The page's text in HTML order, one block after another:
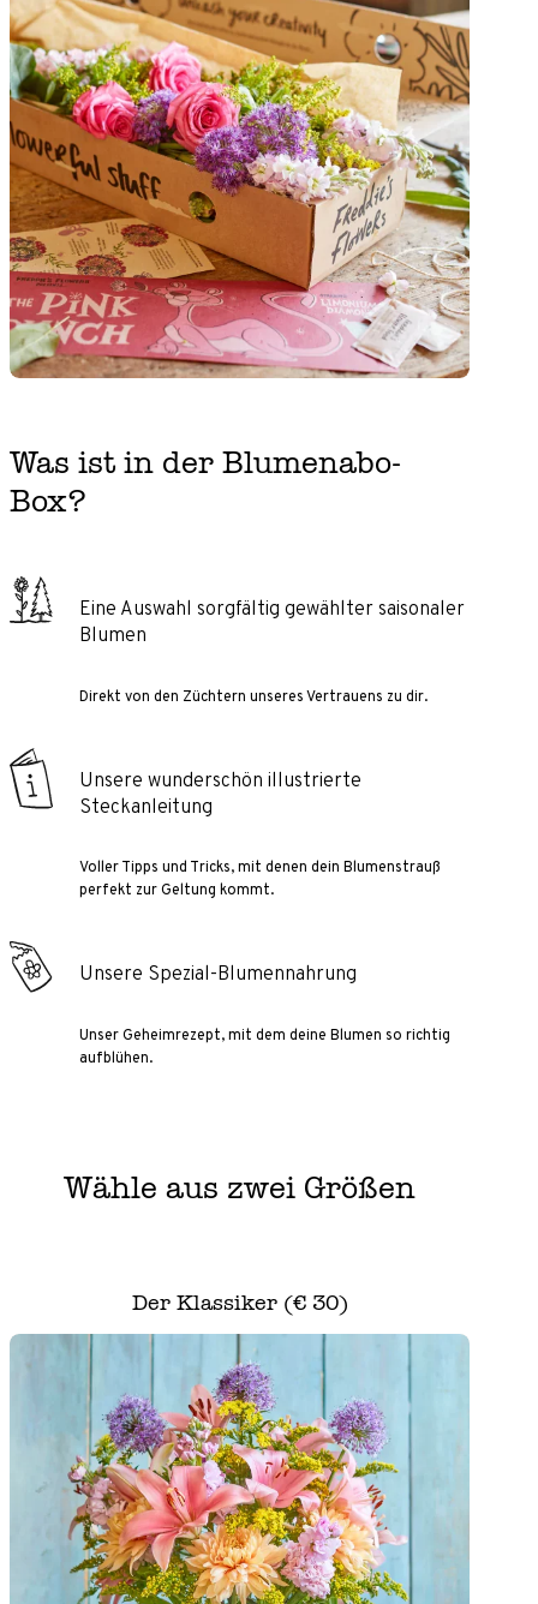
Was ist in der Blumenabo-
Box?
Eine Auswahl sorgfältig gewählter saisonaler
Blumen
Direkt von den Züchtern unseres Vertrauens zu dir.
Unsere wunderschön illustrierte
Steckanleitung
Voller Tipps und Tricks, mit denen dein Blumenstrauß
perfekt zur Geltung kommt.
Unsere Spezial-Blumennahrung
Unser Geheimrezept, mit dem deine Blumen so richtig
aufblühen.
Wähle aus zwei Größen
Der Klassiker (€ 30)